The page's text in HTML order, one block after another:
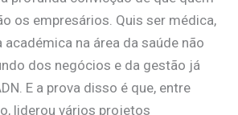
os empresários. Quis ser médica,
académica na área da saúde não
dos negócios e da gestão já
E a prova disso é que, entre
liderou vários projetos